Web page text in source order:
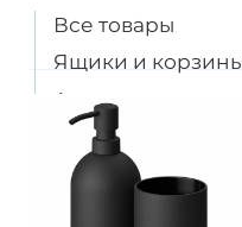
Все товары
Ящики и
Аксессуары для
Крючки, полки и
Офисные
Контейнеры